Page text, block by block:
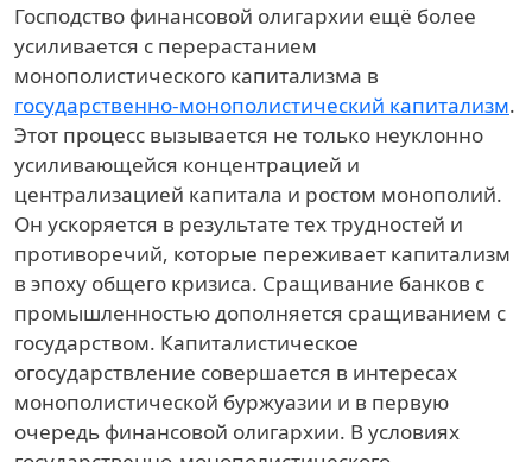
Господство финансовой олигархии ещё более
усиливается с перерастанием
монополистического капитализма в
государственно-монополистический капитализм.
Этот процесс вызывается не только неуклонно
усиливающейся концентрацией и
централизацией капитала и ростом монополий.
Он ускоряется в результате тех трудностей и
противоречий, которые переживает капитализм
в эпоху общего кризиса. Сращивание банков с
промышленностью дополняется сращиванием с
государством. Капиталистическое
огосударствление совершается в интересах
монополистической буржуазии и в первую
очередь финансовой олигархии. В условиях